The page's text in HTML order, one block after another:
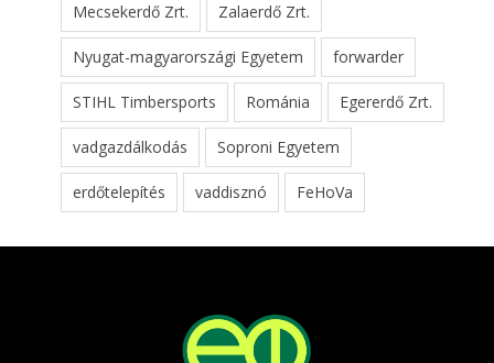
Mecsekerdő Zrt. Zalaerdő Zrt.
Nyugat-magyarországi Egyetem forwarder
STIHL Timbersports Románia Egererdő Zrt.
vadgazdálkodás Soproni Egyetem
erdőtelepítés vaddisznó FeHoVa